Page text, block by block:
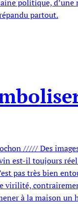
politique,
partout.
///// Des
est-il toujours
pas très bien
virilité,
à la maison un